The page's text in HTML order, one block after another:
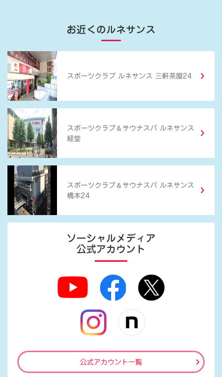
お近くのルネサンス
スポーツクラブ ルネサンス 三軒茶屋24
スポーツクラブ ＆ サウナスパ ルネサンス
経堂
スポーツクラブ ＆ サウナスパ ルネサンス
橋本24
ソーシャルメディア
公式アカウント
公式アカウント一覧